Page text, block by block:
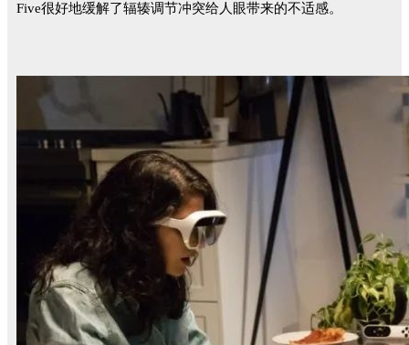
Five很好地缓解了辐辏调节冲突给人眼带来的不适感。